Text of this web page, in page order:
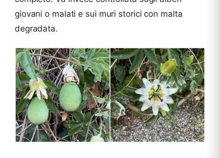
giovani o malati e sui muri storici con malta
degradata.